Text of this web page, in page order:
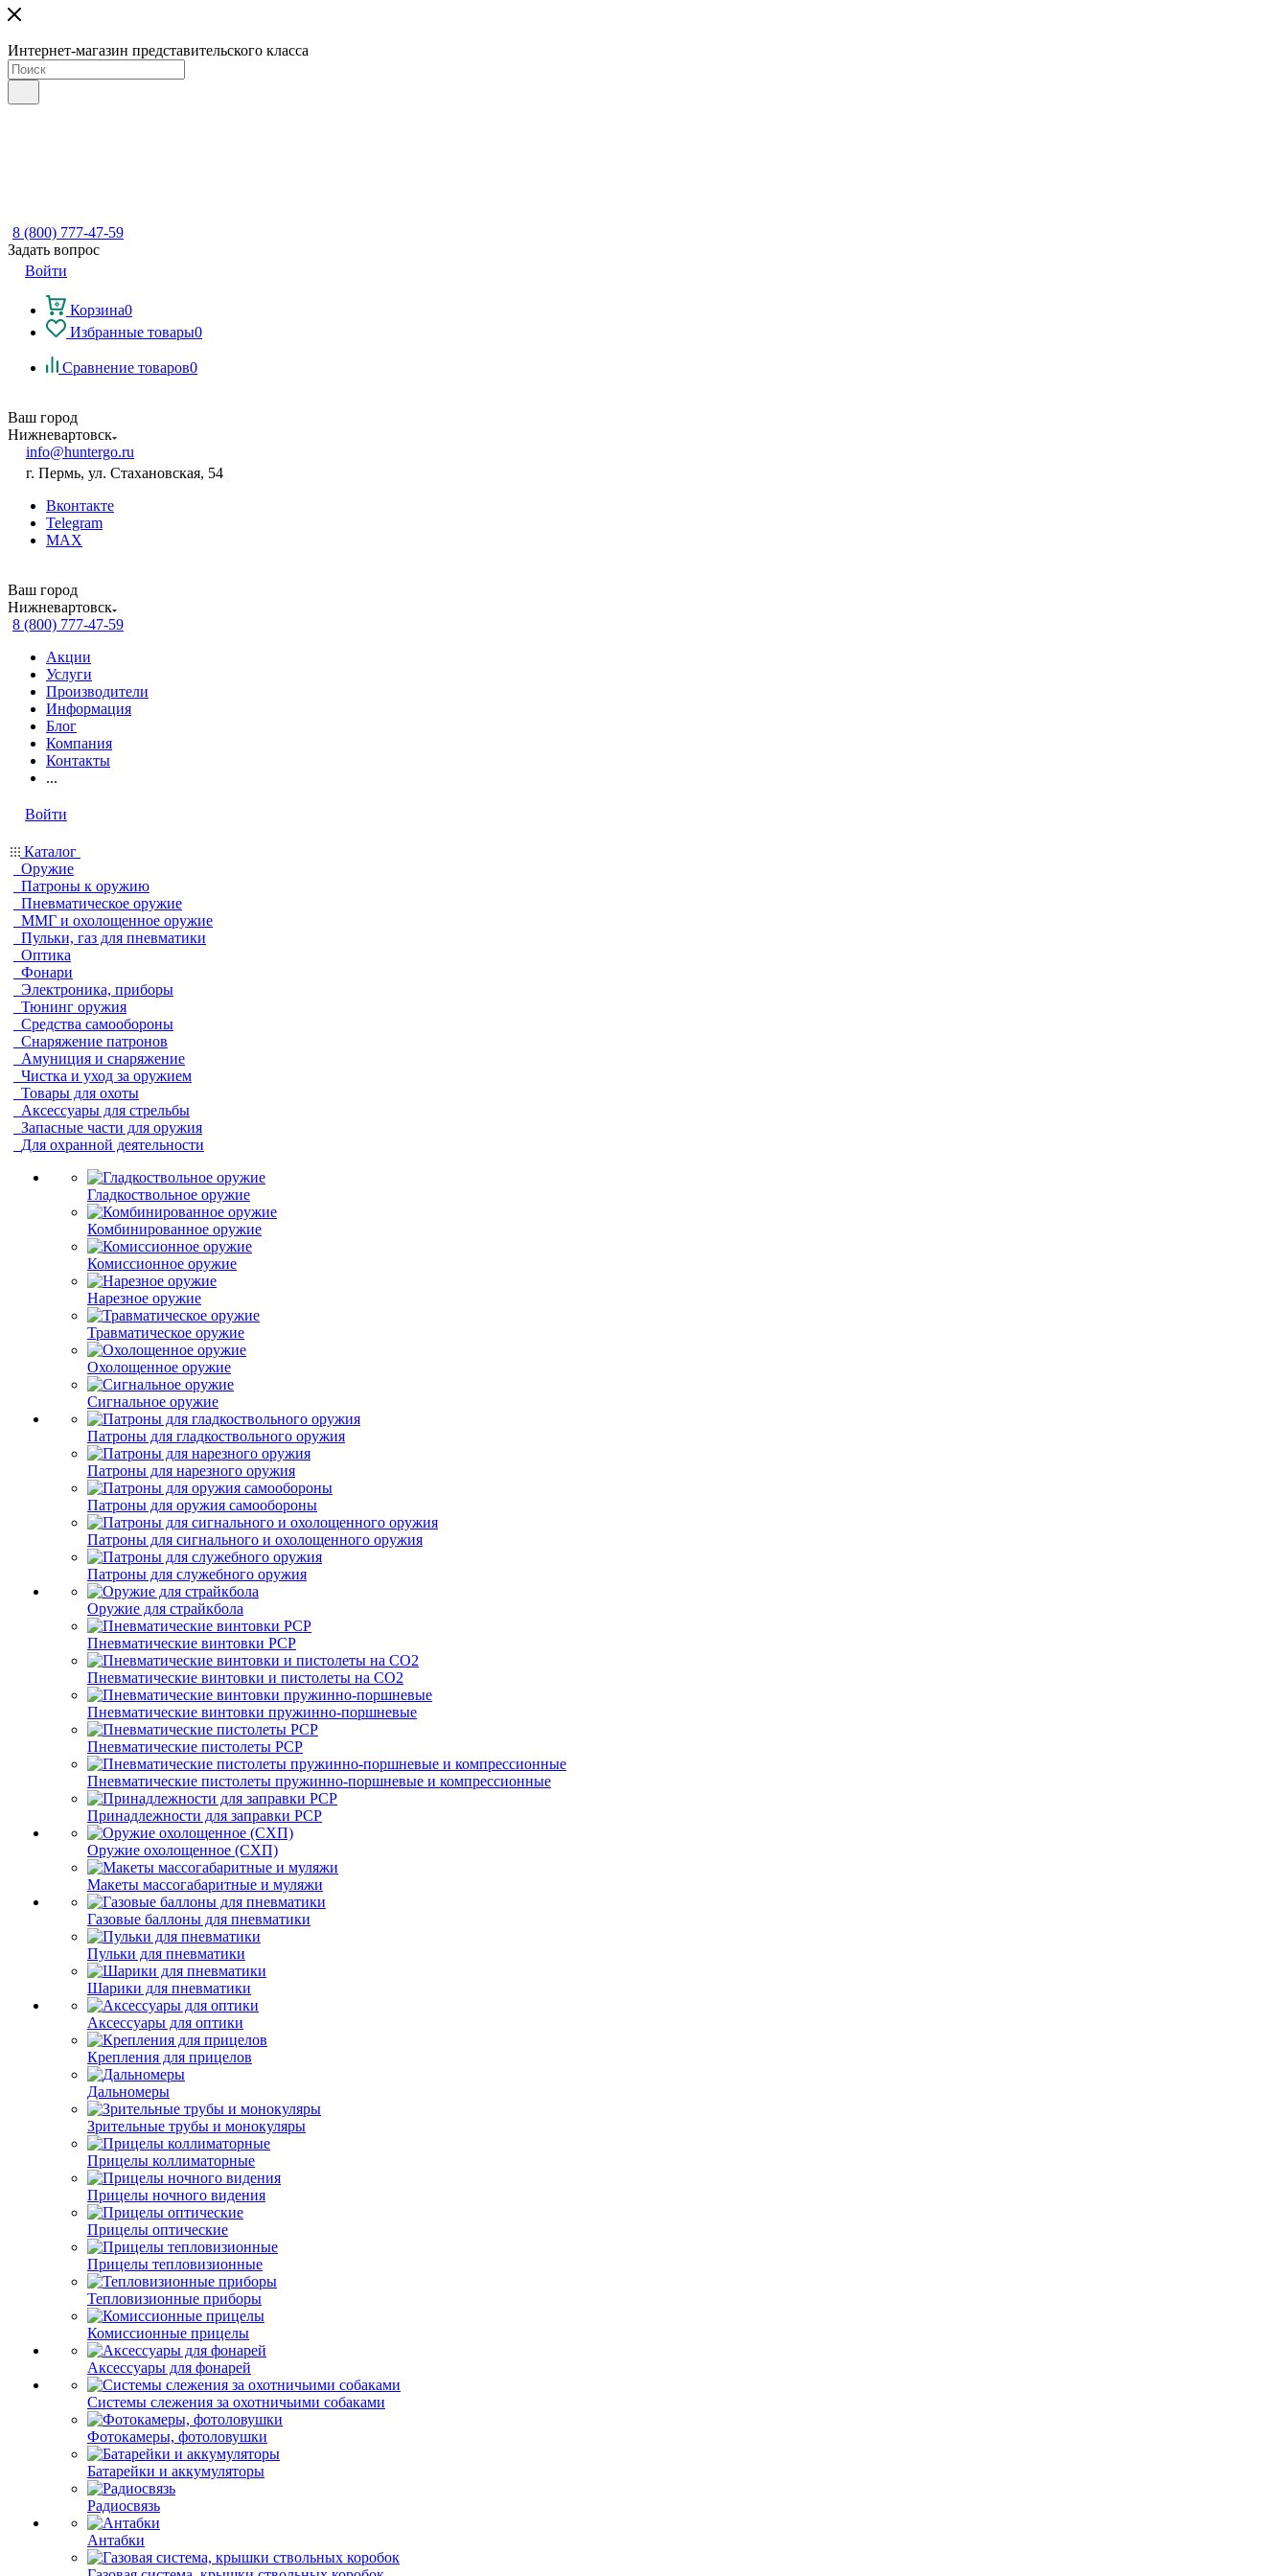
Интернет-магазин представительского класса
8 (800) 777-47-59
Задать вопрос
Войти
Корзина0
Избранные товары0
Сравнение товаров0
Ваш город
Нижневартовск
info@huntergo.ru
г. Пермь, ул. Стахановская, 54
Вконтакте
Telegram
MAX
Ваш город
Нижневартовск
8 (800) 777-47-59
Акции
Услуги
Производители
Информация
Блог
Компания
Контакты
...
Войти
Каталог
Оружие
Патроны к оружию
Пневматическое оружие
ММГ и охолощенное оружие
Пульки, газ для пневматики
Оптика
Фонари
Электроника, приборы
Тюнинг оружия
Средства самообороны
Снаряжение патронов
Амуниция и снаряжение
Чистка и уход за оружием
Товары для охоты
Аксессуары для стрельбы
Запасные части для оружия
Для охранной деятельности
Гладкоствольное оружие
Комбинированное оружие
Комиссионное оружие
Нарезное оружие
Травматическое оружие
Охолощенное оружие
Сигнальное оружие
Патроны для гладкоствольного оружия
Патроны для нарезного оружия
Патроны для оружия самообороны
Патроны для сигнального и охолощенного оружия
Патроны для служебного оружия
Оружие для страйкбола
Пневматические винтовки PCP
Пневматические винтовки и пистолеты на CO2
Пневматические винтовки пружинно-поршневые
Пневматические пистолеты PCP
Пневматические пистолеты пружинно-поршневые и компрессионные
Принадлежности для заправки PCP
Оружие охолощенное (СХП)
Макеты массогабаритные и муляжи
Газовые баллоны для пневматики
Пульки для пневматики
Шарики для пневматики
Аксессуары для оптики
Крепления для прицелов
Дальномеры
Зрительные трубы и монокуляры
Прицелы коллиматорные
Прицелы ночного видения
Прицелы оптические
Прицелы тепловизионные
Тепловизионные приборы
Комиссионные прицелы
Аксессуары для фонарей
Системы слежения за охотничьими собаками
Фотокамеры, фотоловушки
Батарейки и аккумуляторы
Радиосвязь
Антабки